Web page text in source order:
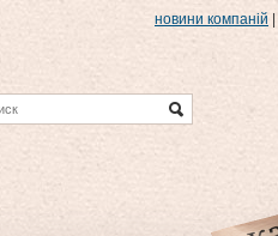
новини компаній